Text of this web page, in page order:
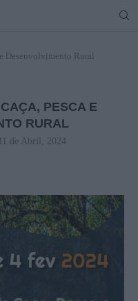
Desenvolvimento Rural
PESCA E
RURAL
11 de Abril, 2024